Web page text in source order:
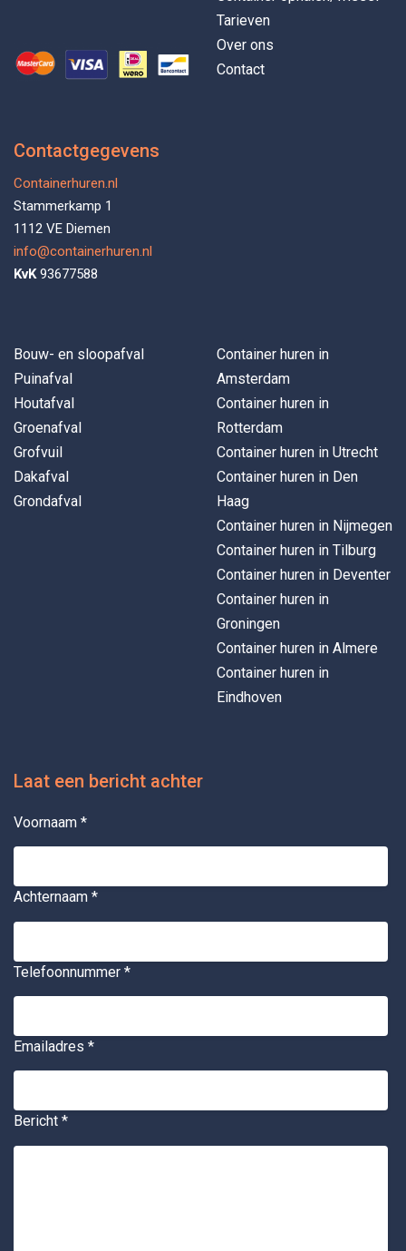
Tarieven
Over ons
Contact
Contactgegevens
Containerhuren.nl
Stammerkamp 1
1112 VE Diemen
info@containerhuren.nl
KvK93677588
Bouw- en sloopafval
Puinafval
Houtafval
Groenafval
Grofvuil
Dakafval
Grondafval
Container huren in
Amsterdam
Container huren in
Rotterdam
Container huren in Utrecht
Container huren in Den
Haag
Container huren in Nijmegen
Container huren in Tilburg
Container huren in Deventer
Container huren in
Groningen
Container huren in Almere
Container huren in
Eindhoven
Laat een bericht achter
Voornaam *
Achternaam *
Telefoonnummer *
Emailadres *
Bericht *